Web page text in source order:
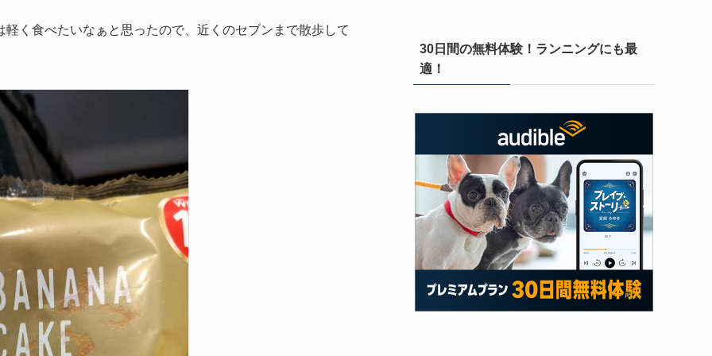
く食べたいなぁと思ったので、近くのセブンまで散歩して
30日間の無料体験！ランニングにも最
適！